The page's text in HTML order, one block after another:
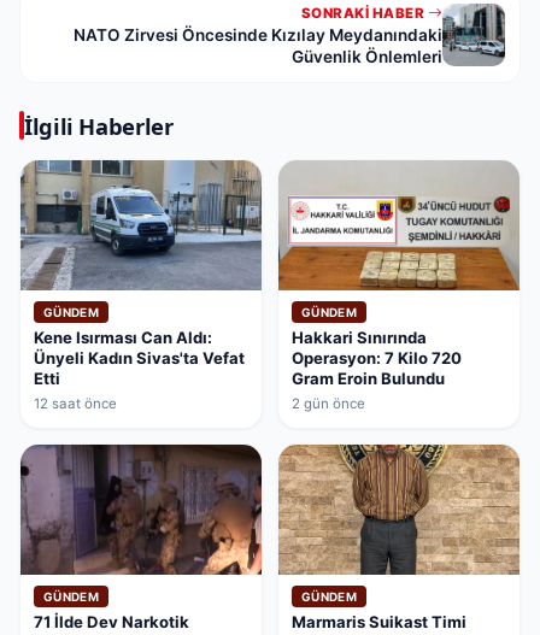
SONRAKI HABER
NATO Zirvesi Öncesinde Kızılay Meydanındaki
Güvenlik Önlemleri
İlgili Haberler
GÜNDEM
Kene Isırması Can Aldı:
Ünyeli Kadın Sivas'ta Vefat
Etti
12 saat önce
GÜNDEM
Hakkari Sınırında
Operasyon: 7 Kilo 720
Gram Eroin Bulundu
2 gün önce
GÜNDEM
71 İlde Dev Narkotik
GÜNDEM
Marmaris Suikast Timi